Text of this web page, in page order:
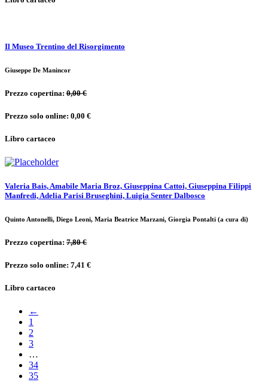
Il Museo Trentino del Risorgimento
Giuseppe De Manincor
Prezzo copertina: 0,00 €
Prezzo solo online: 0,00 €
Libro cartaceo
Valeria Bais, Amabile Maria Broz, Giuseppina Cattoi, Giuseppina Filippi
Manfredi, Adelia Parisi Bruseghini, Luigia Senter Dalbosco
Quinto Antonelli, Diego Leoni, Maria Beatrice Marzani, Giorgia Pontalti (a cura di)
Prezzo copertina: 7,80 €
Prezzo solo online: 7,41 €
Libro cartaceo
←
1
2
3
…
34
35